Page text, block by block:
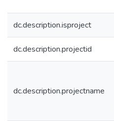
dc.description.isproject
dc.description.projectid
dc.description.projectname